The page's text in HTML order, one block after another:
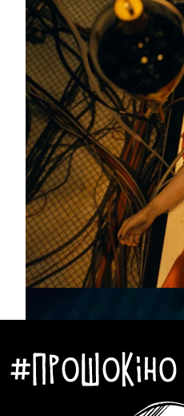
ЗіркиІнтерв'юКіноНовини
Вийшов трейлер
Джессі Баклі
Кінокомпанія Warner
фантастичного горору
Меггі Джилленгол